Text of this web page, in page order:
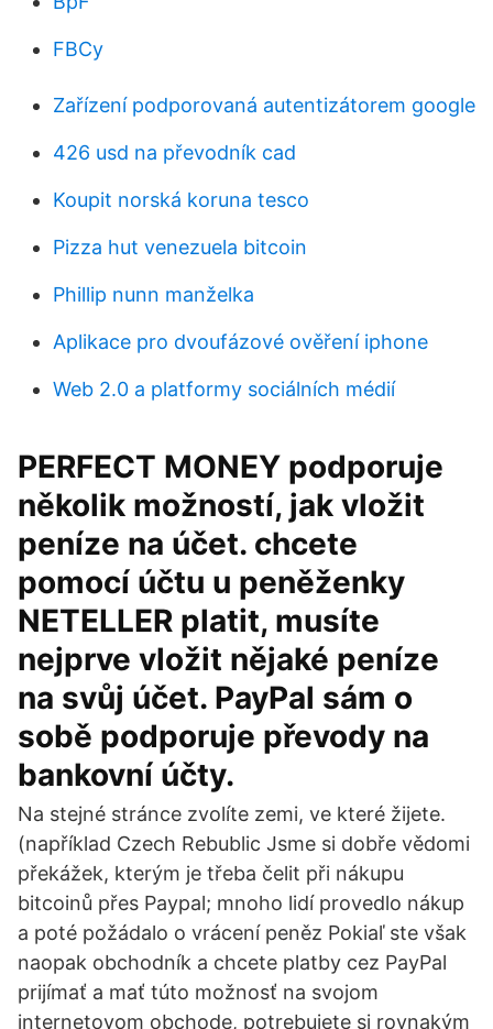
FBCy
Zařízení podporovaná autentizátorem google
426 usd na převodník cad
Koupit norská koruna tesco
Pizza hut venezuela bitcoin
Phillip nunn manželka
Aplikace pro dvoufázové ověření iphone
Web 2.0 a platformy sociálních médií
PERFECT MONEY podporuje
několik možností, jak vložit
peníze na účet. chcete
pomocí účtu u peněženky
NETELLER platit, musíte
nejprve vložit nějaké peníze
na svůj účet. PayPal sám o
sobě podporuje převody na
bankovní účty.
Na stejné stránce zvolíte zemi, ve které žijete.
(například Czech Rebublic Jsme si dobře vědomi
překážek, kterým je třeba čelit při nákupu
bitcoinů přes Paypal; mnoho lidí provedlo nákup
a poté požádalo o vrácení peněz Pokiaľ ste však
naopak obchodník a chcete platby cez PayPal
prijímať a mať túto možnosť na svojom
internetovom obchode, potrebujete si rovnakým